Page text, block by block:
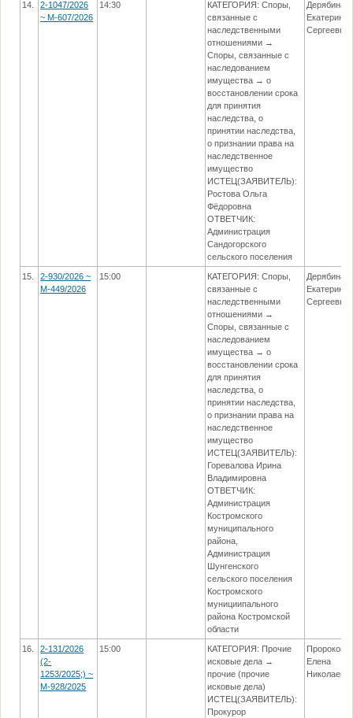
14.
2-1047/2026
~ М-607/2026
14:30
КАТЕГОРИЯ: Споры,
связанные с
наследственными
отношениями →
Споры, связанные с
наследованием
имущества → о
восстановлении срока
для принятия
наследства, о
принятии наследства,
о признании права на
наследственное
имущество
ИСТЕЦ(ЗАЯВИТЕЛЬ):
Ростова Ольга
Фёдоровна
ОТВЕТЧИК:
Администрация
Сандогорского
сельского поселения
Дерябина
Екатерина
Сергеевна
15.
2-930/2026 ~
М-449/2026
15:00
КАТЕГОРИЯ: Споры,
связанные с
наследственными
отношениями →
Споры, связанные с
наследованием
имущества → о
восстановлении срока
для принятия
наследства, о
принятии наследства,
о признании права на
наследственное
имущество
ИСТЕЦ(ЗАЯВИТЕЛЬ):
Горевалова Ирина
Владимировна
ОТВЕТЧИК:
Администрация
Костромского
муниципального
района,
Администрация
Шунгенского
сельского поселения
Костромского
мунициипального
района Костромской
области
Дерябина
Екатерина
Сергеевна
16.
2-131/2026
(2-
1253/2025;) ~
М-928/2025
15:00
КАТЕГОРИЯ: Прочие
исковые дела →
прочие (прочие
исковые дела)
ИСТЕЦ(ЗАЯВИТЕЛЬ):
Прокурор
Пророкова
Елена